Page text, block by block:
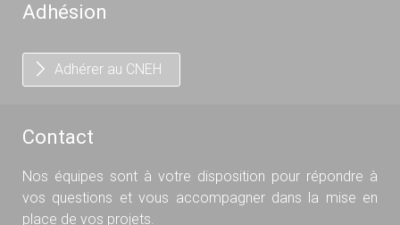
Adhésion
Adhérer au CNEH
Contact
Nos équipes sont à votre disposition pour répondre à
vos questions et vous accompagner dans la mise en
place de vos projets.